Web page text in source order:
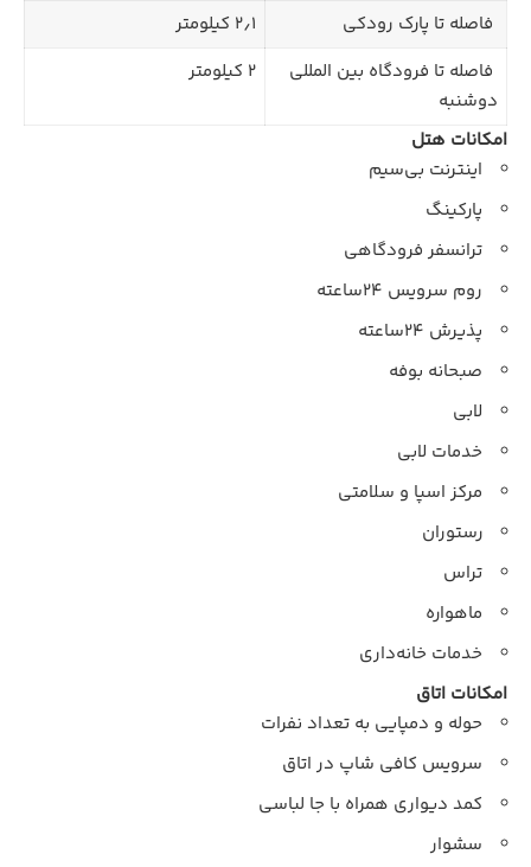
فاصله تا پارک رودکی
۲٫۱ کیلومتر
فاصله تا فرودگاه بین المللی
دوشنبه
۲ کیلومتر
امکانات هتل
اینترنت بی‌سیم
پارکینگ
ترانسفر فرودگاهی
روم سرویس ۲۴ساعته
پذیرش ۲۴ساعته
صبحانه بوفه
لابی
خدمات لابی
مرکز اسپا و سلامتی
رستوران
تراس
ماهواره
خدمات خانه‌داری
امکانات اتاق
حوله و دمپایی به تعداد نفرات
سرویس کافی شاپ در اتاق
کمد دیواری همراه با جا لباسی
سشوار